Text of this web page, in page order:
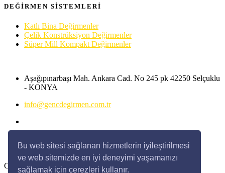
Bu web sitesi sağlanan hizmetlerin iyileştirilmesi
ve web sitemizde en iyi deneyimi yaşamanızı
sağlamak için çerezleri kullanır.
DEĞİRMEN SİSTEMLERİ
Katlı Bina Değirmenler
Çelik Konstrüksiyon Değirmenler
Süper Mill Kompakt Değirmenler
Aşağıpınarbaşı Mah. Ankara Cad. No 245 pk 42250 Selçuklu
- KONYA
info@gencdegirmen.com.tr
Copyright © 2020 Genç Değirmen Tüm hakları saklıdır.